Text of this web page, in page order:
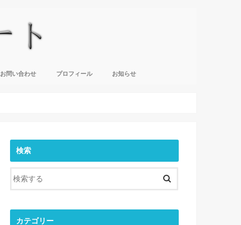
お問い合わせ プロフィール お知らせ
検索
カテゴリー